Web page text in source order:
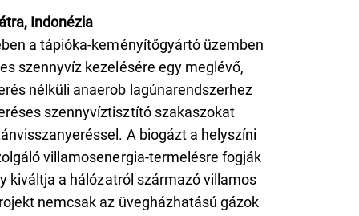
Indonézia
a tápióka-keményítőgyártó üzemben
szennyvíz kezelésére egy meglévő,
nélküli anaerob lagúnarendszerhez
szennyvíztisztító szakaszokat
A biogázt a helyszíni
villamosenergia-termelésre fogják
kiváltja a hálózatról származó villamos
nemcsak az üvegházhatású gázok